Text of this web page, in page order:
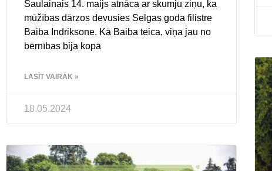
Saulainais 14. maijs atnāca ar skumju ziņu, ka
mūžības dārzos devusies Selgas goda filistre
Baiba Indriksone. Kā Baiba teica, viņa jau no
bērnības bija kopā
LASĪT VAIRĀK »
18.05.2024